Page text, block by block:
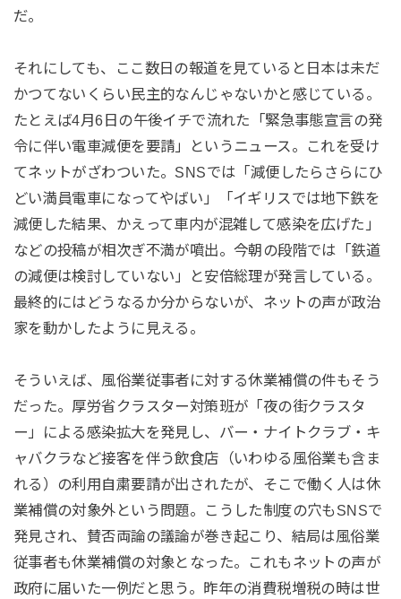
だ。
それにしても、ここ数日の報道を見ていると日本は未だ
かつてないくらい民主的なんじゃないかと感じている。
たとえば4月6日の午後イチで流れた「緊急事態宣言の発
令に伴い電車減便を要請」というニュース。これを受け
てネットがざわついた。SNSでは「減便したらさらにひ
どい満員電車になってやばい」「イギリスでは地下鉄を
減便した結果、かえって車内が混雑して感染を広げた」
などの投稿が相次ぎ不満が噴出。今朝の段階では「鉄道
の減便は検討していない」と安倍総理が発言している。
最終的にはどうなるか分からないが、ネットの声が政治
家を動かしたように見える。
そういえば、風俗業従事者に対する休業補償の件もそう
だった。厚労省クラスター対策班が「夜の街クラスタ
ー」による感染拡大を発見し、バー・ナイトクラブ・キ
ャバクラなど接客を伴う飲食店（いわゆる風俗業も含ま
れる）の利用自粛要請が出されたが、そこで働く人は休
業補償の対象外という問題。こうした制度の穴もSNSで
発見され、賛否両論の議論が巻き起こり、結局は風俗業
従事者も休業補償の対象となった。これもネットの声が
政府に届いた一例だと思う。昨年の消費税増税の時は世